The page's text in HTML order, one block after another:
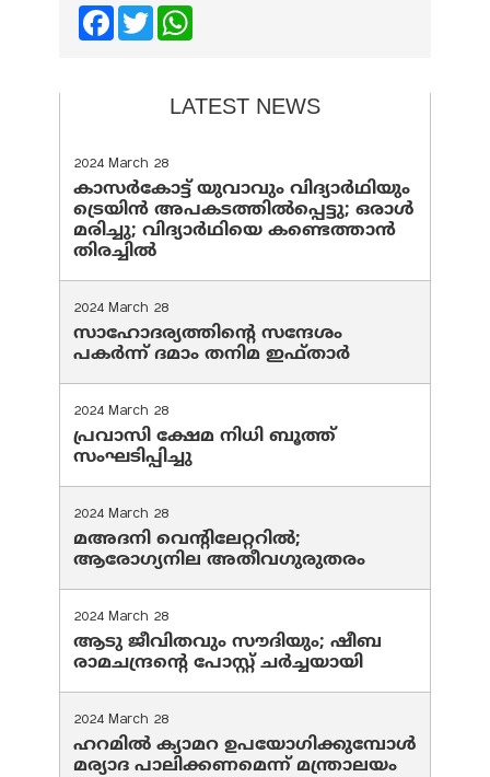
FacebookTwitter
LATEST NEWS
2024 March 28
കാസർകോട്ട് യുവാവും വിദ്യാർഥിയും
ട്രെയിൻ അപകടത്തിൽപ്പെട്ടു; ഒരാൾ
മരിച്ചു; വിദ്യാർഥിയെ കണ്ടെത്താൻ
തിരച്ചിൽ
2024 March 28
സാഹോദര്യത്തിന്റെ സന്ദേശം
പകർന്ന് ദമാം തനിമ ഇഫ്‌താർ
2024 March 28
പ്രവാസി ക്ഷേമ നിധി ബൂത്ത്
സംഘടിപ്പിച്ചു
2024 March 28
മഅദനി വെന്റിലേറ്ററിൽ;
ആരോഗ്യനില അതീവഗുരുതരം
2024 March 28
ആടു ജീവിതവും സൗദിയും; ഷീബ
രാമചന്ദ്രന്റെ പോസ്റ്റ് ചര്‍ച്ചയായി
2024 March 28
ഹറമില്‍ ക്യാമറ ഉപയോഗിക്കുമ്പോള്‍
മര്യാദ പാലിക്കണമെന്ന് മന്ത്രാലയം